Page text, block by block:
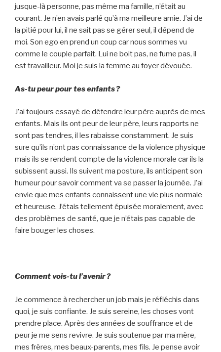
jusque-là personne, pas même ma famille, n’était au
courant. Je n’en avais parlé qu’à ma meilleure amie. J’ai de
la pitié pour lui, il ne sait pas se gérer seul, il dépend de
moi. Son ego en prend un coup car nous sommes vu
comme le couple parfait. Lui ne boit pas, ne fume pas, il
est travailleur. Moi je suis la femme au foyer dévouée.
As-tu peur pour tes enfants ?
J’ai toujours essayé de défendre leur père auprès de mes
enfants. Mais ils ont peur de leur père, leurs rapports ne
sont pas tendres, il les rabaisse constamment. Je suis
sure qu’ils n’ont pas connaissance de la violence physique
mais ils se rendent compte de la violence morale car ils la
subissent aussi. Ils suivent ma posture, ils anticipent son
humeur pour savoir comment va se passer la journée. J’ai
envie que mes enfants connaissent une vie plus normale
et heureuse. J’étais tellement épuisée moralement, avec
des problèmes de santé, que je n’étais pas capable de
faire bouger les choses.
Comment vois-tu l’avenir ?
Je commence à rechercher un job mais je réfléchis dans
quoi, je suis confiante. Je suis sereine, les choses vont
prendre place. Après des années de souffrance et de
peur je me sens revivre. Je suis soutenue par ma mère,
mes frères, mes beaux-parents, mes fils. Je pense avoir